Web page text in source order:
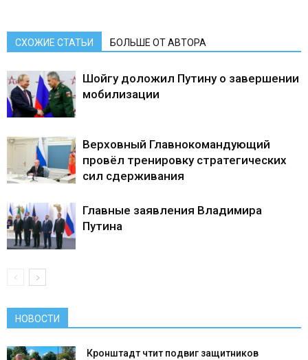
СХОЖИЕ СТАТЬИ БОЛЬШЕ ОТ АВТОРА
Шойгу доложил Путину о завершении
мобилизации
Верховный Главнокомандующий
провёл тренировку стратегических
сил сдерживания
Главные заявления Владимира
Путина
НОВОСТИ
Кронштадт чтит подвиг защитников